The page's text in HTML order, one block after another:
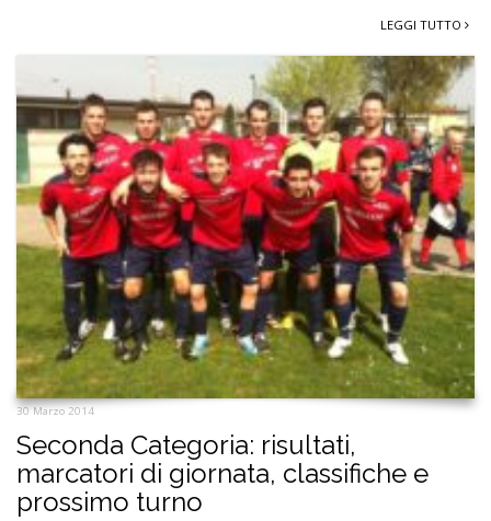
LEGGI TUTTO
30 Marzo 2014
Seconda Categoria: risultati,
marcatori di giornata, classifiche e
prossimo turno